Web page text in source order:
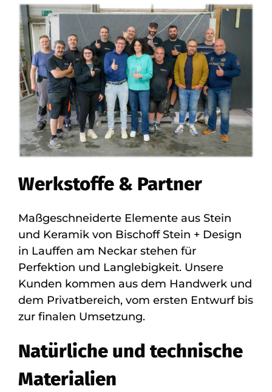
Werkstoffe & Partner
Maßgeschneiderte Elemente aus Stein
und Keramik von Bischoff Stein + Design
in Lauffen am Neckar stehen für
Perfektion und Langlebigkeit. Unsere
Kunden kommen aus dem Handwerk und
dem Privatbereich, vom ersten Entwurf bis
zur finalen Umsetzung.
Natürliche und technische
Materialien